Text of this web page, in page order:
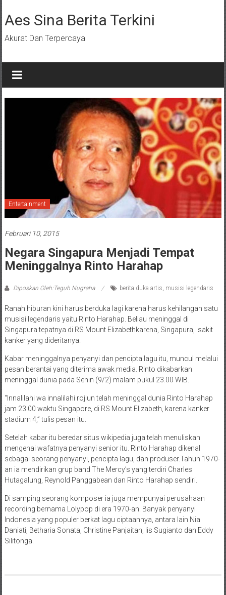
ke
konten
Aes Sina Berita Terkini
Akurat Dan Terpercaya
Entertainment
Februari 10, 2015
Negara Singapura Menjadi Tempat
Meninggalnya Rinto Harahap
Diposkan Oleh:Teguh Nugraha berita duka artis musisi legendaris
Ranah hiburan kini harus berduka lagi karena harus kehilangan satu
musisi legendaris yaitu Rinto Harahap. Beliau meninggal di
Singapura tepatnya di RS Mount Elizabethkarena, Singapura, sakit
kanker yang dideritanya.
Kabar meninggalnya penyanyi dan pencipta lagu itu, muncul melalui
pesan berantai yang diterima awak media. Rinto dikabarkan
meninggal dunia pada Senin (9/2) malam pukul 23.00 WIB.
“Innalilahi wa innalilahi rojiun telah meninggal dunia Rinto Harahap
jam 23.00 waktu Singapore, di RS Mount Elizabeth, karena kanker
stadium 4,” tulis pesan itu.
Setelah kabar itu beredar situs wikipedia juga telah menuliskan
mengenai wafatnya penyanyi senior itu. Rinto Harahap dikenal
sebagai seorang penyanyi, pencipta lagu, dan produser.Tahun 1970-
an ia mendirikan grup band The Mercy’s yang terdiri Charles
Hutagalung, Reynold Panggabean dan Rinto Harahap sendiri.
Di samping seorang komposer ia juga mempunyai perusahaan
recording bernama Lolypop di era 1970-an. Banyak penyanyi
Indonesia yang populer berkat lagu ciptaannya, antara lain Nia
Daniati, Betharia Sonata, Christine Panjaitan, Iis Sugianto dan Eddy
Silitonga.